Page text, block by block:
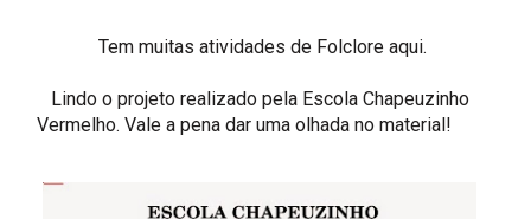
Tem muitas atividades de Folcloreaqui.
Lindo o projeto realizado pela Escola Chapeuzinho
Vermelho. Vale a pena dar uma olhada no material!